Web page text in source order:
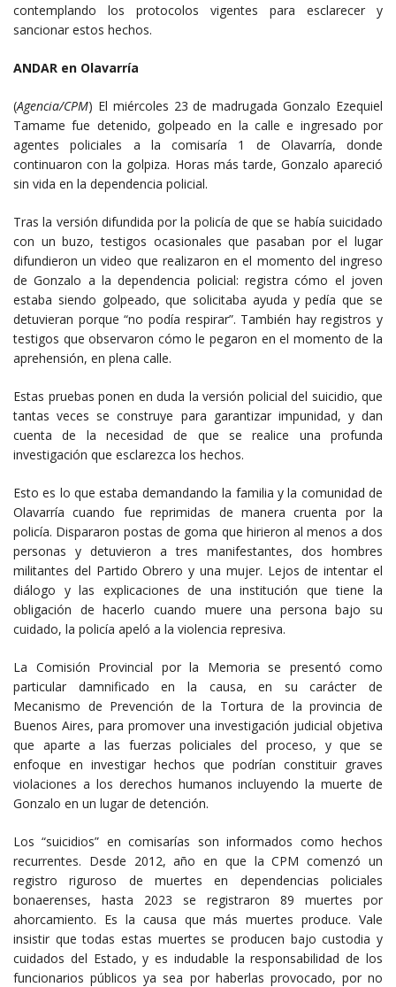
contemplando los protocolos vigentes para esclarecer y
sancionar estos hechos.
ANDAR en Olavarría
(Agencia/CPM) El miércoles 23 de madrugada Gonzalo Ezequiel
Tamame fue detenido, golpeado en la calle e ingresado por
agentes policiales a la comisaría 1 de Olavarría, donde
continuaron con la golpiza. Horas más tarde, Gonzalo apareció
sin vida en la dependencia policial.
Tras la versión difundida por la policía de que se había suicidado
con un buzo, testigos ocasionales que pasaban por el lugar
difundieron un video que realizaron en el momento del ingreso
de Gonzalo a la dependencia policial: registra cómo el joven
estaba siendo golpeado, que solicitaba ayuda y pedía que se
detuvieran porque “no podía respirar”. También hay registros y
testigos que observaron cómo le pegaron en el momento de la
aprehensión, en plena calle.
Estas pruebas ponen en duda la versión policial del suicidio, que
tantas veces se construye para garantizar impunidad, y dan
cuenta de la necesidad de que se realice una profunda
investigación que esclarezca los hechos.
Esto es lo que estaba demandando la familia y la comunidad de
Olavarría cuando fue reprimidas de manera cruenta por la
policía. Dispararon postas de goma que hirieron al menos a dos
personas y detuvieron a tres manifestantes, dos hombres
militantes del Partido Obrero y una mujer. Lejos de intentar el
diálogo y las explicaciones de una institución que tiene la
obligación de hacerlo cuando muere una persona bajo su
cuidado, la policía apeló a la violencia represiva.
La Comisión Provincial por la Memoria se presentó como
particular damnificado en la causa, en su carácter de
Mecanismo de Prevención de la Tortura de la provincia de
Buenos Aires, para promover una investigación judicial objetiva
que aparte a las fuerzas policiales del proceso, y que se
enfoque en investigar hechos que podrían constituir graves
violaciones a los derechos humanos incluyendo la muerte de
Gonzalo en un lugar de detención.
Los “suicidios” en comisarías son informados como hechos
recurrentes. Desde 2012, año en que la CPM comenzó un
registro riguroso de muertes en dependencias policiales
bonaerenses, hasta 2023 se registraron 89 muertes por
ahorcamiento. Es la causa que más muertes produce. Vale
insistir que todas estas muertes se producen bajo custodia y
cuidados del Estado, y es indudable la responsabilidad de los
funcionarios públicos ya sea por haberlas provocado, por no